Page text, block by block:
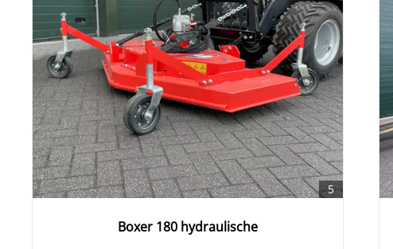
5
Boxer 180 hydraulische